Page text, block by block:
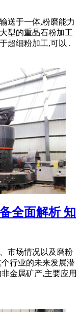
送于一体,粉磨能力
型的重晶石粉加工
超细粉加工,可以 .
全面解析 知
市场情况以及磨粉
行业的未来发展潜
金属矿产,主要应用